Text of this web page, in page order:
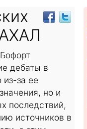
дебаты в
из-за ее
но и
последствий,
источников в